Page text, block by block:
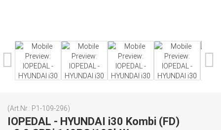
(Art.Nr.: P1-109-296)
IOPEDAL - HYUNDAI i30 Kombi (FD)